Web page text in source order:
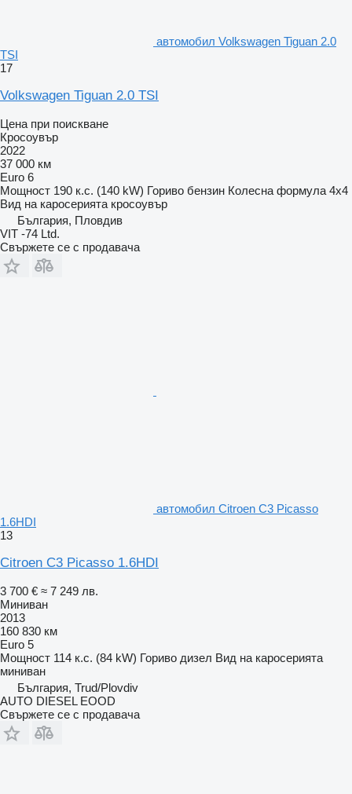
автомобил Volkswagen Tiguan 2.0
TSI
17
Volkswagen Tiguan 2.0 TSI
Цена при поискване
Кросоувър
2022
37 000 км
Euro 6
Мощност 190 к.с. (140 kW) Гориво бензин Колесна формула 4x4
Вид на каросерията кросоувър
България, Пловдив
VIT -74 Ltd.
Свържете се с продавача
автомобил Citroen C3 Picasso
1.6HDI
13
Citroen C3 Picasso 1.6HDI
3 700 € ≈ 7 249 лв.
Миниван
2013
160 830 км
Euro 5
Мощност 114 к.с. (84 kW) Гориво дизел Вид на каросерията
миниван
България, Trud/Plovdiv
AUTO DIESEL EOOD
Свържете се с продавача